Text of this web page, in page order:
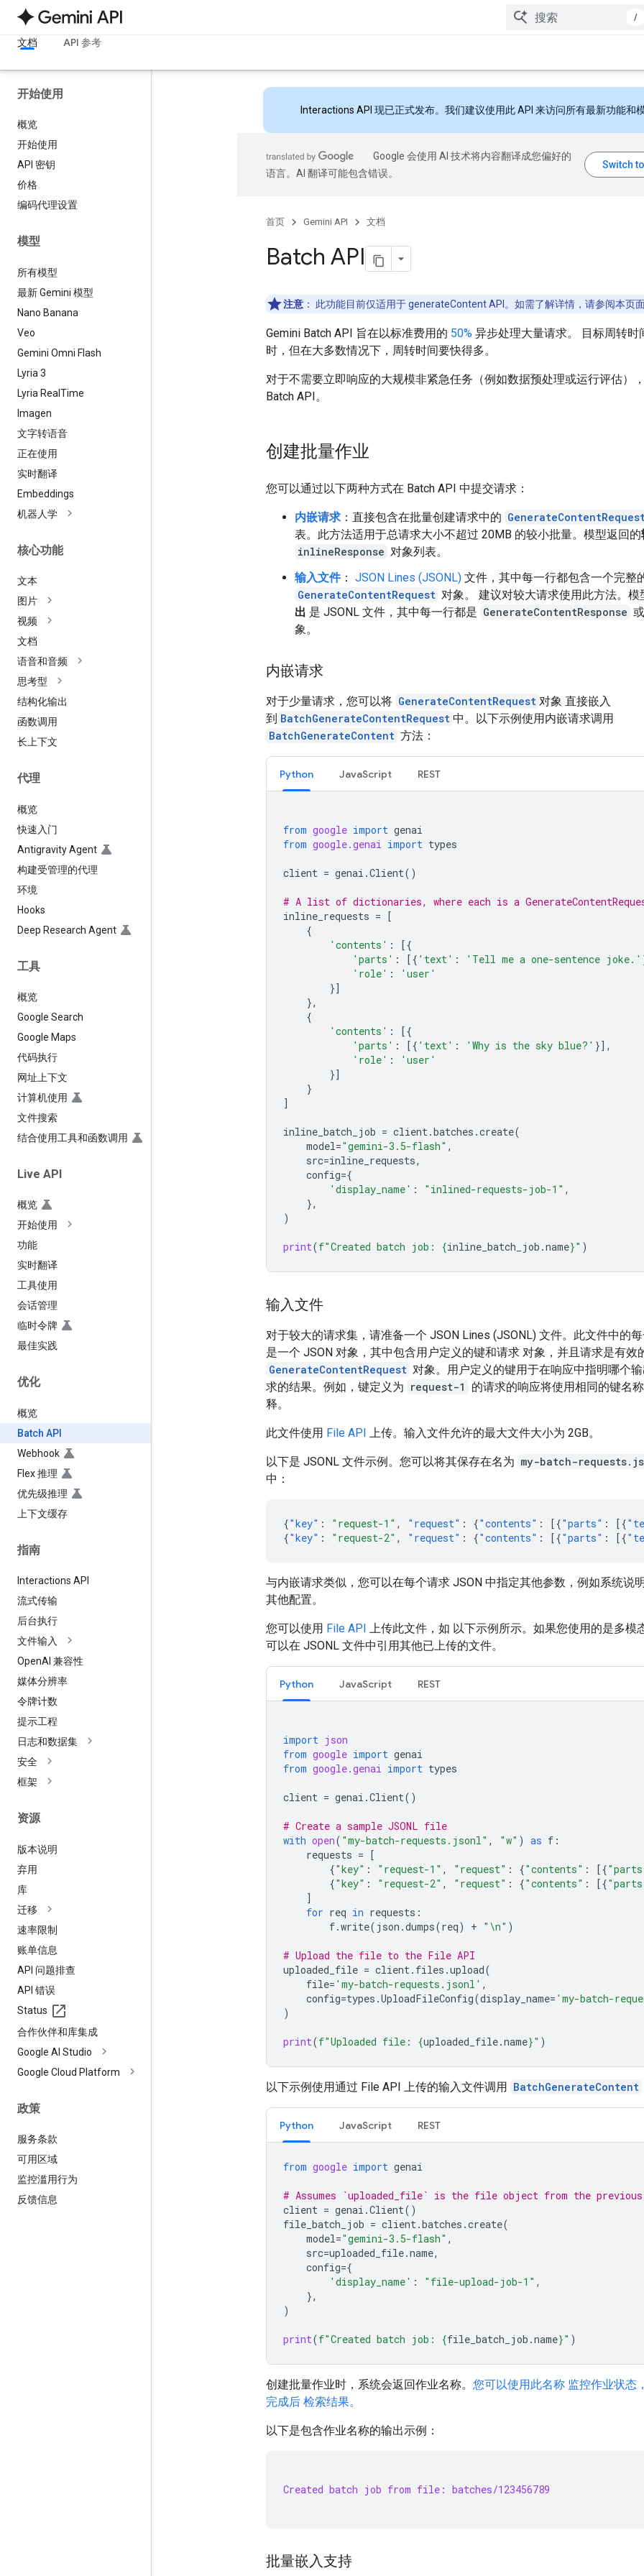
/
文档 API 参考
开始使用
概览
开始使用
API 密钥
价格
编码代理设置
模型
所有模型
最新 Gemini 模型
Nano Banana
Veo
Gemini Omni Flash
Lyria 3
Lyria Real Time
Imagen
文字转语音
正在使用
实时翻译
Embeddings
机器人学
核心功能
文本
图片
视频
文档
语音和音频
思考型
结构化输出
函数调用
长上下文
代理
概览
快速入门
Antigravity Agent
构建受管理的代理
环境
Hooks
Deep Research Agent
工具
概览
Google Search
Google Maps
代码执行
网址上下文
计算机使用
文件搜索
结合使用工具和函数调用
Live API
概览
开始使用
功能
实时翻译
工具使用
会话管理
临时令牌
最佳实践
优化
概览
Batch API
Webhook
Flex 推理
优先级推理
上下文缓存
指南
Interactions API
流式传输
后台执行
文件输入
OpenAI 兼容性
媒体分辨率
令牌计数
提示工程
日志和数据集
安全
框架
资源
版本说明
弃用
库
迁移
速率限制
账单信息
API 问题排查
API 错误
Status
合作伙伴和库集成
Google AI Studio
Google Cloud Platform
政策
服务条款
可用区域
监控滥用行为
反馈信息
Interactions API 现已正式发布。我们建议使用此 API 来访问所有最新功能和模
Google 会使用 AI 技术将内容翻译成您偏好的
语言。AI 翻译可能包含错误。
首页 Gemini API 文档
Batch API
注意 ： 此功能目前仅适用于 generateContent API。如需了解详情，请参阅本页面
Gemini Batch API 旨在以标准费用的 50% 异步处理大量请求。 目标周转时
时，但在大多数情况下，周转时间要快得多。
对于不需要立即响应的大规模非紧急任务（例如数据预处理或运行评估）
Batch API。
创建批量作业
您可以通过以下两种方式在 Batch API 中提交请求：
内嵌请求 ：直接包含在批量创建请求中的
表。此方法适用于总请求大小不超过 20MB 的较小批量。模型返回的
inlineResponse 对象列表。
输入文件： JSON Lines (JSONL) 文件，其中每一行都包含一个完整
GenerateContentRequest 对象。 建议对较大请求使用此方法。模
出 是 JSONL 文件，其中每一行都是 GenerateContentResponse
象。
内嵌请求
对于少量请求，您可以将 GenerateContentRequest 对象 直接嵌入
到 BatchGenerateContentRequest 中。以下示例使用内嵌请求调用
BatchGenerateContent 方法：
Python JavaScript REST
from google import genai
from google.genai import types
client = genai .Client()
# A list of dictionaries, where each is a
inline_requests = [
{
'contents' :
[{
'parts' : [{ 'text' : 'Tell me a one-sentence joke.'
'role' :
'user'
}]
},
{
'contents' :
[{
'parts' : [{ 'text' : 'Why is the sky blue?' }],
'role' :
'user'
}]
}
]
inline_batch_job = client.batches .create(
model="gemini-3.5-flash" ,
src=inline_requests,
config={
'display_name' : "inlined-requests-job-1" ,
},
)
print(f"Created batch job: {inline_batch_job .name}" )
输入文件
对于较大的请求集，请准备一个 JSON Lines (JSONL) 文件。此文件中的
是一个 JSON 对象，其中包含用户定义的键和请求 对象，并且请求是有效
GenerateContentRequest 对象。用户定义的键用于在响应中指明哪个
求的结果。例如，键定义为 request-1
的请求的响应将使用相同的键名
释。
此文件使用 File API 上传。输入文件允许的最大文件大小为 2GB。
以下是 JSONL 文件示例。您可以将其保存在名为 my-batch-
中：
{"key" : "request-1" , "request" : {"contents" : [{"parts" : [{
{"key" : "request-2" , "request" : {"contents" : [{"parts" : [{
与内嵌请求类似，您可以在每个请求 JSON 中指定其他参数，例如系统说
其他配置。
您可以使用 File API 上传此文件，如 以下示例所示。如果您使用的是多模
可以在 JSONL 文件中引用其他已上传的文件。
Python JavaScript REST
import json
from google import genai
from google.genai import types
client = genai .Client()
# Create a sample JSONL file
with open( "my-batch-requests.jsonl" , "w" ) as f :
requests = [
{"key" : "request-1" , "request" : {"contents" : [{
{"key" : "request-2" , "request" : {"contents" : [{
]
for req in requests :
f.write( json .dumps(req) + " \n" )
# Upload the file to the File API
uploaded_file = client. files .upload(
file= 'my-batch-requests.jsonl' ,
config=types .UploadFileConfig(display_name= 'my-batch-
)
print(f"Uploaded file: {uploaded_file.name}" )
以下示例使用通过 File API 上传的输入文件调用 BatchGenerateContent
Python JavaScript REST
from google import genai
# Assumes `uploaded_file` is the file object from the
client = genai .Client()
file_batch_job = client.batches .create(
model="gemini-3.5-flash" ,
src=uploaded_file.name,
config={
'display_name' : "file-upload-job-1" ,
},
)
print(f"Created batch job: {file_batch_job .name}" )
创建批量作业时，系统会返回作业名称。 您可以使用此名称 监控作业状态
完成后 检索结果。
以下是包含作业名称的输出示例：
Created batch job from file: batches/123456789
批量嵌入支持